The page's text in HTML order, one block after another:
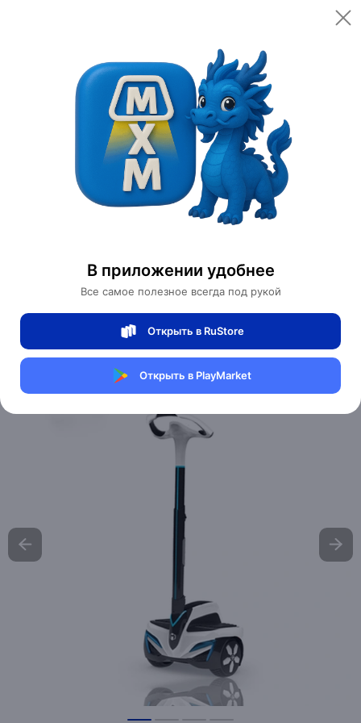
В приложении удобнее
Все самое полезное всегда под рукой
Открыть в RuStore
Открыть в PlayMarket
Открыть
Категории
Автомобили и аксессуары
Сигвей INMOTION R1N
0 отзывов 0
Магазин Motors Store
Артикул:NMOTIONR1N-012